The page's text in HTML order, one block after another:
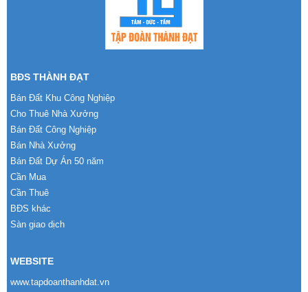
BĐS THÀNH ĐẠT
Bán Đất Khu Công Nghiệp
Cho Thuê Nhà Xưởng
Bán Đất Công Nghiệp
Bán Nhà Xưởng
Bán Đất Dự Án 50 năm
Cần Mua
Cần Thuê
BĐS khác
Sàn giao dịch
WEBSITE
www.tapdoanthanhdat.vn